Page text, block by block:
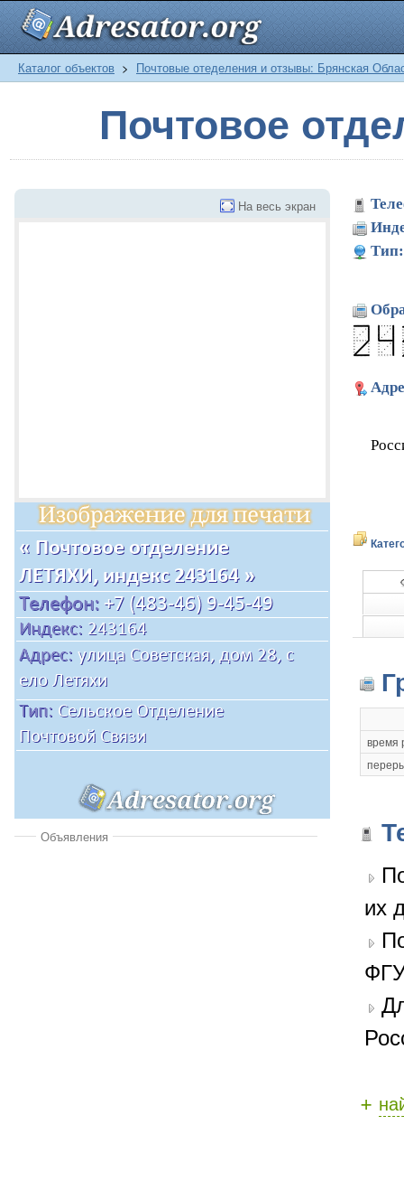
Каталог объектов > Почтовые отеделения и отзывы: Брянская
Почтовое
На весь экран
Объявления
Тип:
время
их
+